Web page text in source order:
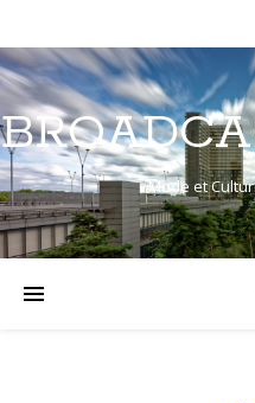
Mode et